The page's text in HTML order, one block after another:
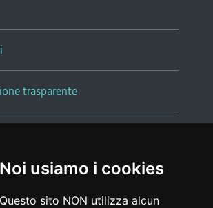
Noi usiamo i cookies
Questo sito NON utilizza alcun
trasparente